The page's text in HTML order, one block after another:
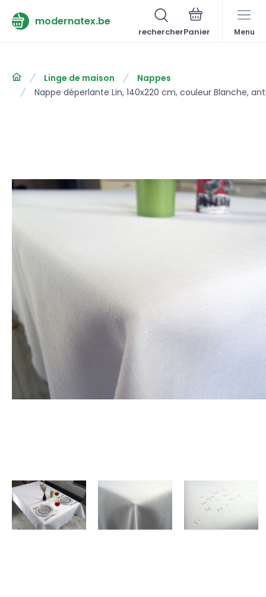
modernatex.be
rechercher Menu
Linge de maison
Nappes
Nappe déperlante Lin, 140x220 cm, couleur Blanche,